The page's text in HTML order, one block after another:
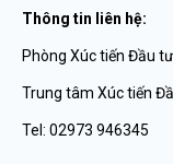
Thông tin liên hệ:
Phòng Xúc tiến Đầu
Trung tâm Xúc tiến
Tel: 02973 946345